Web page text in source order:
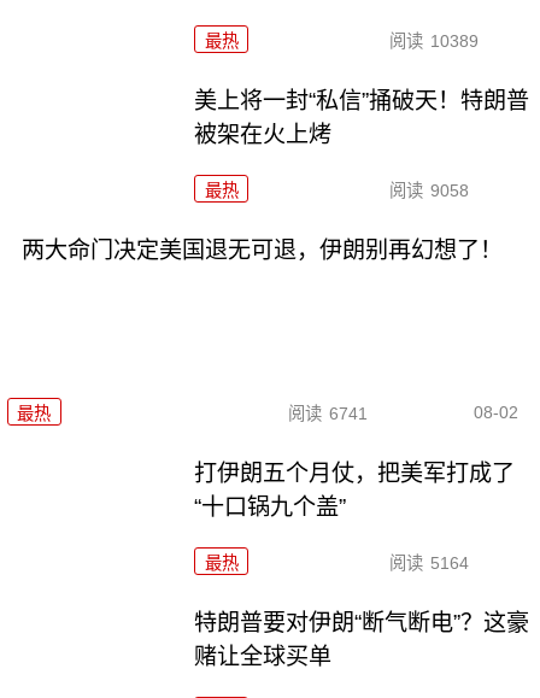
最热 阅读 10389
美上将一封“私信”捅破天！特朗普
被架在火上烤
最热 阅读 9058
两大命门决定美国退无可退，伊朗别再幻想了！
最热 阅读 6741 08-02
打伊朗五个月仗，把美军打成了
“十口锅九个盖”
最热 阅读 5164
特朗普要对伊朗“断气断电”？这豪
赌让全球买单